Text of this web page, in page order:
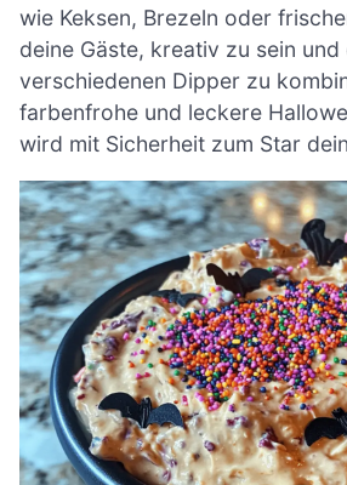
wie Keksen, Brezeln oder
deine Gäste, kreativ zu sein und
verschiedenen Dipper zu
farbenfrohe und leckere
wird mit Sicherheit zum Star